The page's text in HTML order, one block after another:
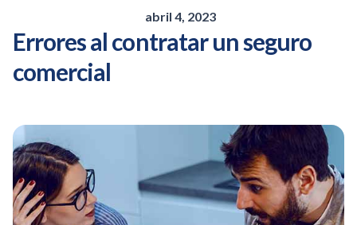
abril 4, 2023
Errores al contratar un seguro
comercial